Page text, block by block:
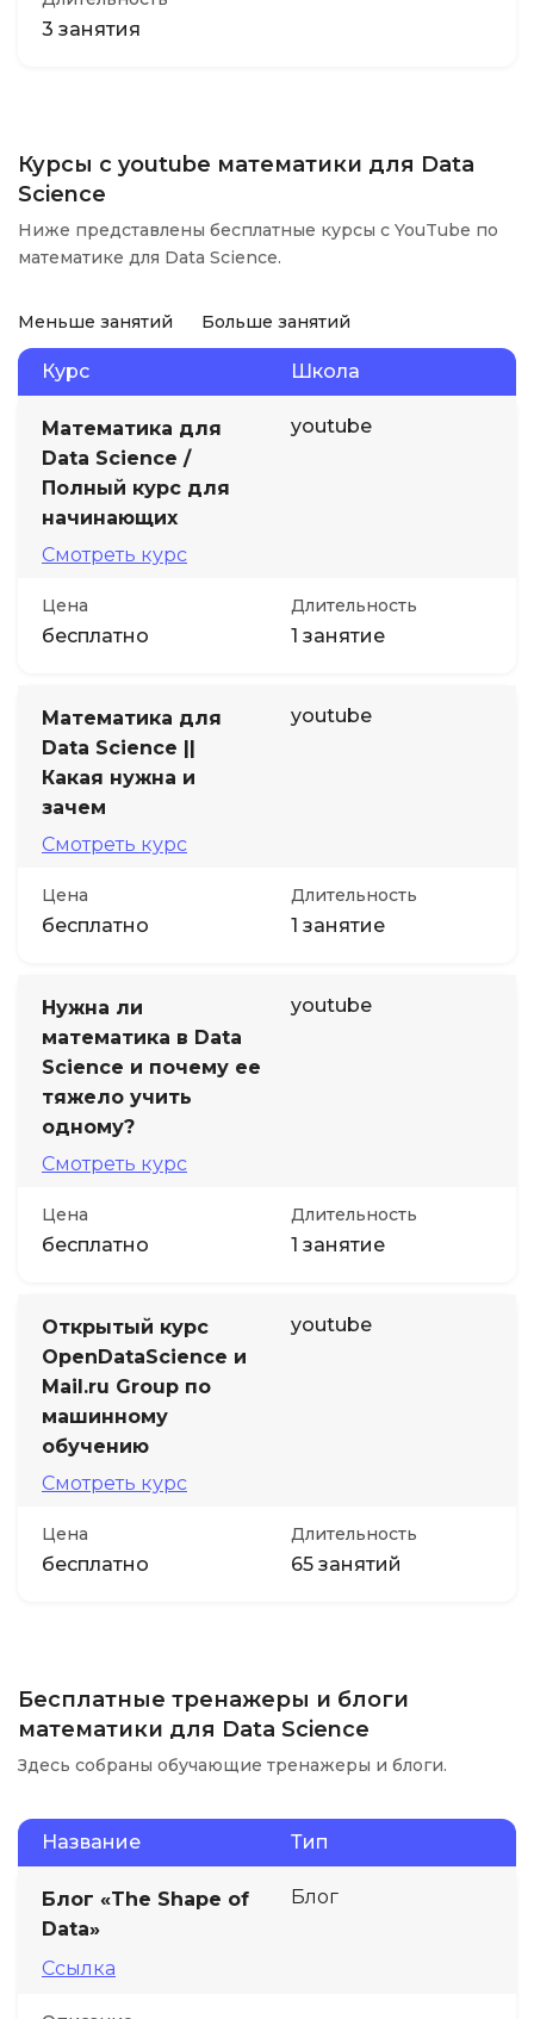
3 занятия
Курсы с youtube математики для Data
Science
Ниже представлены бесплатные курсы с YouTube по
математике для Data Science.
Меньше занятий Больше занятий
Курс Школа
Математика для
Data Science /
Полный курс для
начинающих
Смотреть курс
youtube
Цена
бесплатно
Длительность
1 занятие
Математика для
Data Science ||
Какая нужна и
зачем
Смотреть курс
youtube
Цена
бесплатно
Длительность
1 занятие
Нужна ли
математика в Data
Science и почему ее
тяжело учить
одному?
Смотреть курс
youtube
Цена
бесплатно
Длительность
1 занятие
Открытый курс
OpenDataScience и
Mail.ru Group по
машинному
обучению
Смотреть курс
youtube
Цена
бесплатно
Длительность
65 занятий
Бесплатные тренажеры и блоги
математики для Data Science
Здесь собраны обучающие тренажеры и блоги.
Название Тип
Блог «The Shape of
Data»
Ссылка
Блог